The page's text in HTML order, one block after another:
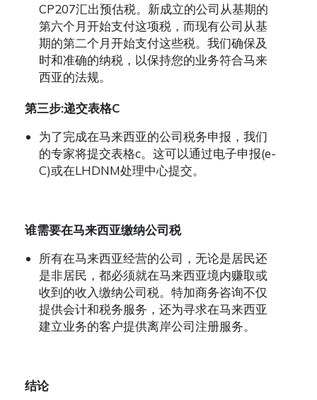
CP207汇出预估税。新成立的公司从基期的
第六个月开始支付这项税，而现有公司从基
期的第二个月开始支付这些税。我们确保及
时和准确的纳税，以保持您的业务符合马来
西亚的法规。
第三步:递交表格C
为了完成在马来西亚的公司税务申报，我们
的专家将提交表格c。这可以通过电子申报(e-
C)或在LHDNM处理中心提交。
谁需要在马来西亚缴纳公司税
所有在马来西亚经营的公司，无论是居民还
是非居民，都必须就在马来西亚境内赚取或
收到的收入缴纳公司税。特加商务咨询不仅
提供会计和税务服务，还为寻求在马来西亚
建立业务的客户提供离岸公司注册服务。
结论